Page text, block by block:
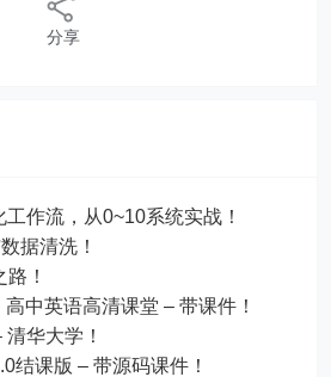
分享
作流，从0~10系统实战！
据清洗！
！
高中英语高清课堂 – 带课件！
华大学！
结课版 – 带源码课件！